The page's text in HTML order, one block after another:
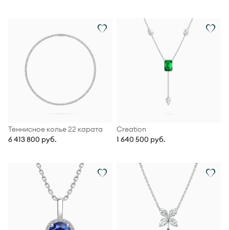
Теннисное колье 22 карата
6 413 800 руб.
Creation
1 640 500 руб.